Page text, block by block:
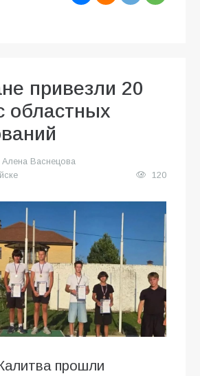
привезли 20
областных
Алена Васнецова
120
прошли